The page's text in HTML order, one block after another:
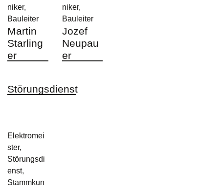
niker,
Bauleiter
Martin
Starling
er
niker,
Bauleiter
Jozef
Neupau
er
Störungsdienst
Elektromei
ster,
Störungsdi
enst,
Stammkun